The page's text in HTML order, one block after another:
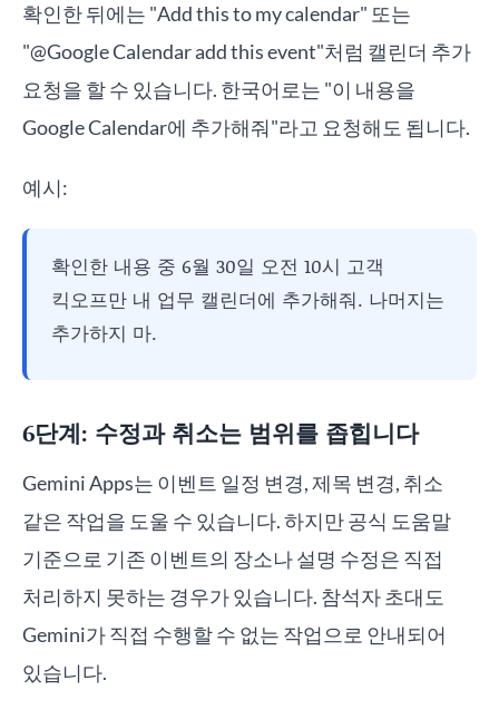
확인한 뒤에는 "Add this to my calendar" 또는
"@Google Calendar add this event"처럼 캘린더 추가
요청을 할 수 있습니다. 한국어로는 "이 내용을
Google Calendar에 추가해줘"라고 요청해도 됩니다.
예시:
확인한 내용 중 6월 30일 오전 10시 고객
킥오프만 내 업무 캘린더에 추가해줘. 나머지는
추가하지 마.
6단계: 수정과 취소는 범위를 좁힙니다
Gemini Apps는 이벤트 일정 변경, 제목 변경, 취소
같은 작업을 도울 수 있습니다. 하지만 공식 도움말
기준으로 기존 이벤트의 장소나 설명 수정은 직접
처리하지 못하는 경우가 있습니다. 참석자 초대도
Gemini가 직접 수행할 수 없는 작업으로 안내되어
있습니다.